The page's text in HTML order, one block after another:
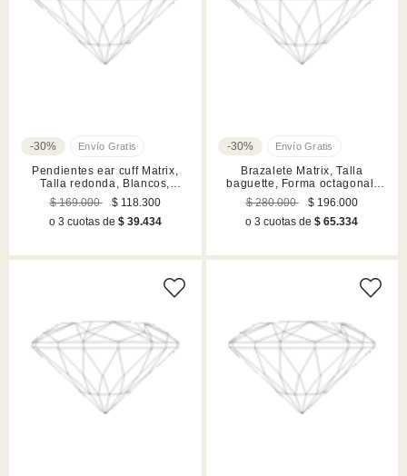
-30%
Pendientes ear cuff Matrix,
Talla redonda, Blancos,
Acabado en rodio
$ 169.000
$ 118.300
o 3 cuotas de $ 39.434
-30%
Brazalete Matrix, Talla
baguette, Forma octagonal,
Gris, Acabado en rutenio
$ 280.000
$ 196.000
o 3 cuotas de$ 65.334